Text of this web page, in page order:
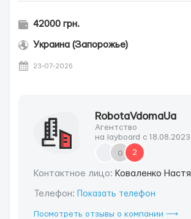
42000 грн.
Украина (Запорожье)
23-07-2026
RobotaVdomaUa
Агентство
на layboard с 18.08.2023
o 2
Контактное лицо: Коваленко Настя
Телефон: Показать телефон
Посмотреть отзывы о компании ⟶